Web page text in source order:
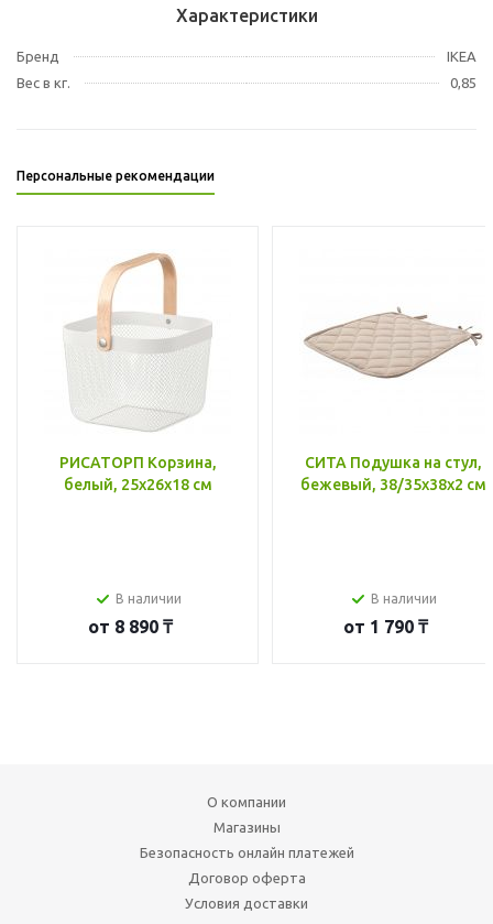
Характеристики
Бренд
IKEA
Вес в кг.
0,85
Персональные рекомендации
РИСАТОРП Корзина,
белый, 25x26x18 см
В наличии
от 8 890 ₸
СИТА Подушка на стул,
бежевый, 38/35x38x2 см
В наличии
от 1 790 ₸
О компании
Магазины
Безопасность онлайн платежей
Договор оферта
Условия доставки